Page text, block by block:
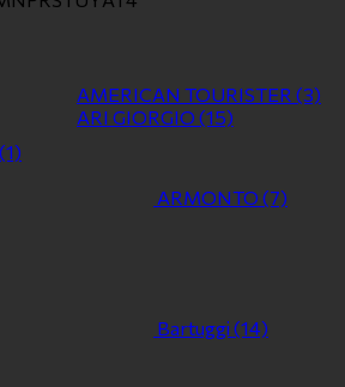
(1)
AMERICAN TOURISTER (3)
ARI GIORGIO (15)
ARMONTO (7)
Bartuggi (14)